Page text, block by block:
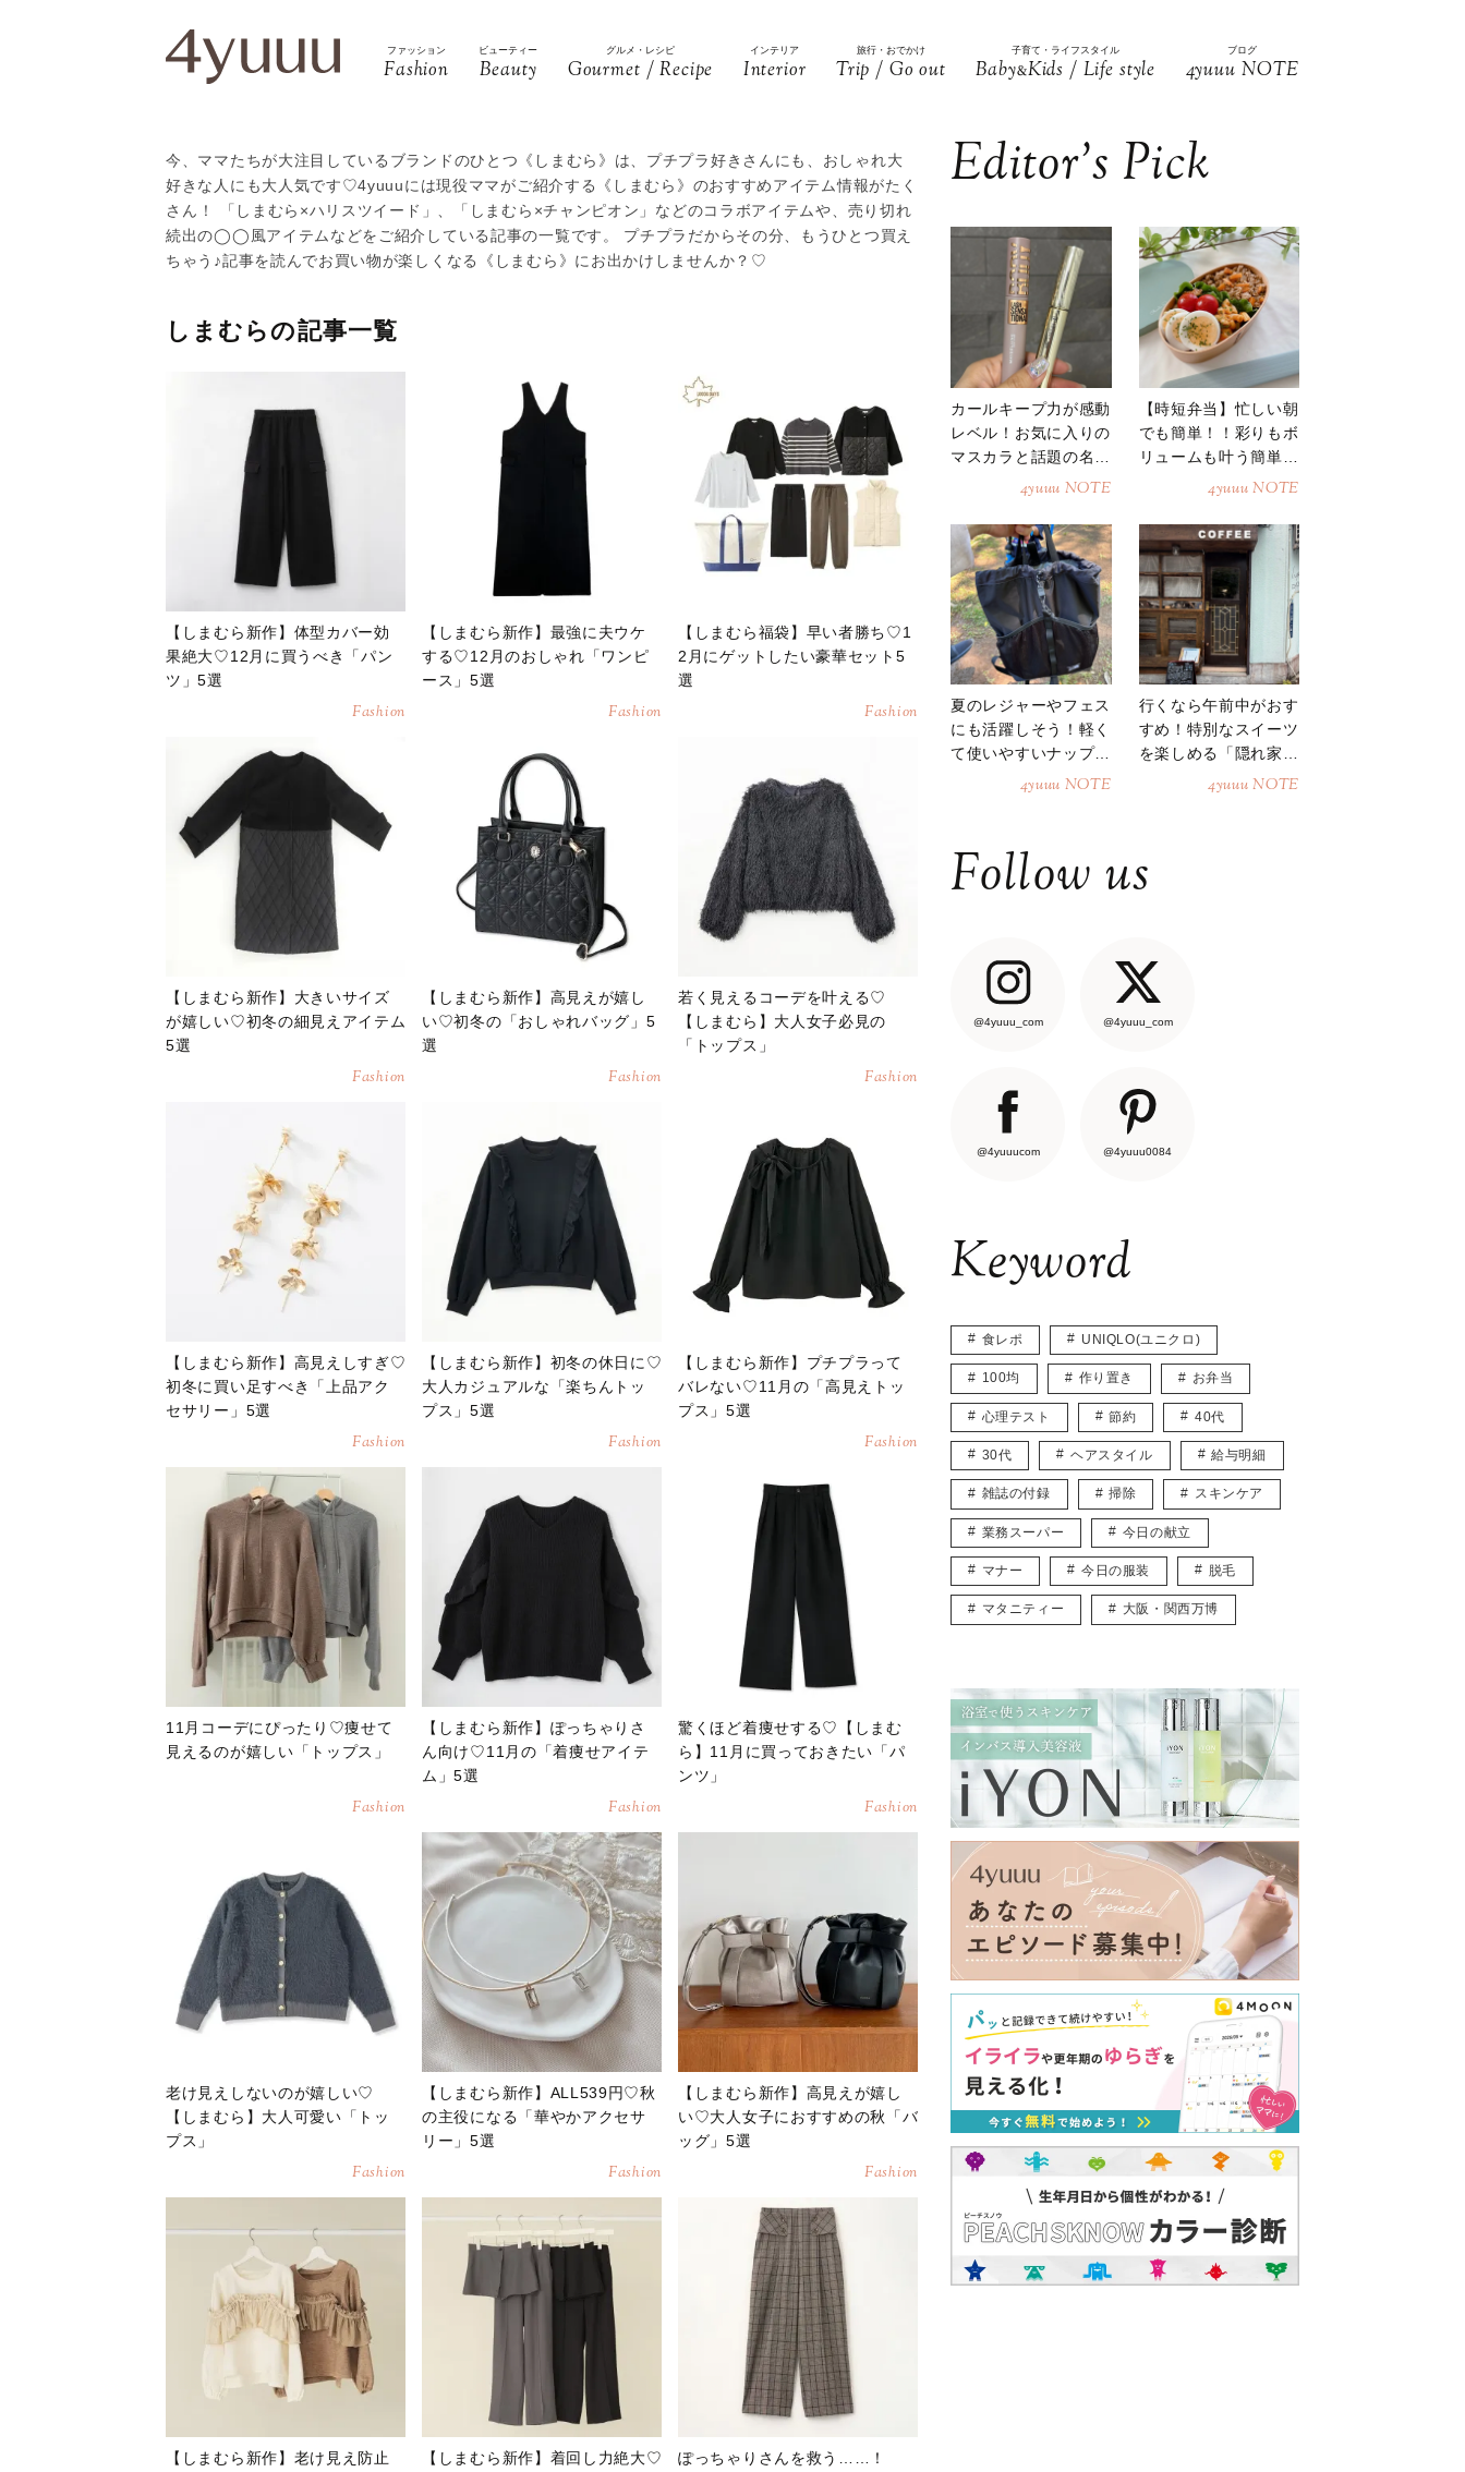
ファッション
Fashion
ビューティー
Beauty
グルメ・レシピ
Gourmet / Recipe
インテリア
Interior
旅行・おでかけ
Trip / Go out
子育て・ライフスタイル
Baby&Kids / Life style
ブログ
4yuuu NOTE
今、ママたちが大注目しているブランドのひとつ《しまむら》は、プチプラ好きさんにも、おしゃれ大
好きな人にも大人気です♡4yuuuには現役ママがご紹介する《しまむら》のおすすめアイテム情報がたく
さん！ 「しまむら×ハリスツイード」、「しまむら×チャンピオン」などのコラボアイテムや、売り切れ
続出の◯◯風アイテムなどをご紹介している記事の一覧です。 プチプラだからその分、もうひとつ買え
ちゃう♪記事を読んでお買い物が楽しくなる《しまむら》にお出かけしませんか？♡
しまむらの記事一覧
【しまむら新作】体型カバー効
果絶大♡12月に買うべき「パン
ツ」5選
Fashion
【しまむら新作】最強に夫ウケ
する♡12月のおしゃれ「ワンピ
ース」5選
Fashion
【しまむら福袋】早い者勝ち♡1
2月にゲットしたい豪華セット5
選
Fashion
【しまむら新作】大きいサイズ
が嬉しい♡初冬の細見えアイテム
5選
Fashion
【しまむら新作】高見えが嬉し
い♡初冬の「おしゃれバッグ」5
選
Fashion
若く見えるコーデを叶える♡
【しまむら】大人女子必見の
「トップス」
Fashion
【しまむら新作】高見えしすぎ♡
初冬に買い足すべき「上品アク
セサリー」5選
Fashion
【しまむら新作】初冬の休日に♡
大人カジュアルな「楽ちんトッ
プス」5選
Fashion
【しまむら新作】プチプラって
バレない♡11月の「高見えトッ
プス」5選
Fashion
11月コーデにぴったり♡痩せて
見えるのが嬉しい「トップス」
Fashion
【しまむら新作】ぽっちゃりさ
ん向け♡11月の「着痩せアイテ
ム」5選
Fashion
驚くほど着痩せする♡【しまむ
ら】11月に買っておきたい「パ
ンツ」
Fashion
老け見えしないのが嬉しい♡
【しまむら】大人可愛い「トッ
プス」
Fashion
【しまむら新作】ALL539円♡秋
の主役になる「華やかアクセサ
リー」5選
Fashion
【しまむら新作】高見えが嬉し
い♡大人女子におすすめの秋「バ
ッグ」5選
Fashion
【しまむら新作】老け見え防止
【しまむら新作】着回し力絶大♡
ぽっちゃりさんを救う……！
Editor’s Pick
カールキープ力が感動
レベル！お気に入りの
マスカラと話題の名品
4yuuu NOTE
【時短弁当】忙しい朝
でも簡単！！彩りもボ
リュームも叶う簡単そ
4yuuu NOTE
夏のレジャーやフェス
にも活躍しそう！軽く
て使いやすいナップサ
4yuuu NOTE
行くなら午前中がおす
すめ！特別なスイーツ
を楽しめる「隠れ家カ
4yuuu NOTE
Follow us
@4yuuu_com @4yuuu_com
@4yuuucom @4yuuu0084
Keyword
食レポ UNIQLO(ユニクロ)
100均 作り置き お弁当
心理テスト 節約 40代
30代 ヘアスタイル 給与明細
雑誌の付録 掃除 スキンケア
業務スーパー 今日の献立
マナー 今日の服装 脱毛
マタニティー 大阪・関西万博